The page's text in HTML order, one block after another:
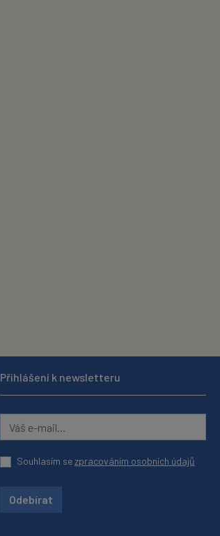
Přihlášení k newsletteru
Souhlasím sezpracováním osobních údajů
Odebírat